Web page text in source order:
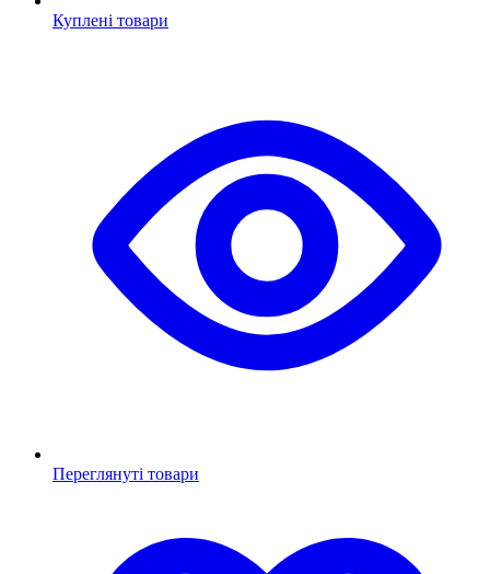
Куплені товари
Переглянуті товари